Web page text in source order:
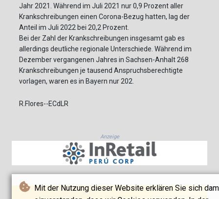
Mit der Nutzung dieser Website erklären Sie sich
Jahr 2021. Während im Juli 2021 nur 0,9 Prozent aller
Krankschreibungen einen Corona-Bezug hatten, lag der
Anteil im Juli 2022 bei 20,2 Prozent.
Bei der Zahl der Krankschreibungen insgesamt gab es
allerdings deutliche regionale Unterschiede. Während im
Dezember vergangenen Jahres in Sachsen-Anhalt 268
Krankschreibungen je tausend Anspruchsberechtigte
vorlagen, waren es in Bayern nur 202.
R.Flores--ECdLR
Anzeige